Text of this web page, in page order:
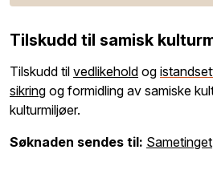
Tilskudd til samisk
Tilskudd til vedlikehold og
sikring og formidling av samiske
kulturmiljøer.
Søknaden sendes til: Sametinget